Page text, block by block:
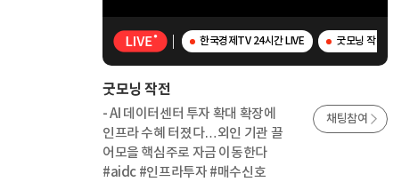
한국경제TV 24시간 LIVE 굿모닝 작전 - AI
굿모닝 작전
- AI 데이터센터 투자 확대 확장에
인프라 수혜 터졌다…외인 기관 끌
어모을 핵심주로 자금 이동한다
#aidc #인프라투자 #매수신호
채팅참여